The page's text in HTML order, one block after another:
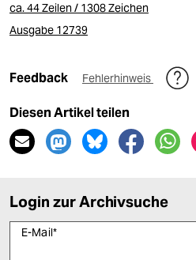
ca. 44 Zeilen / 1308 Zeichen
Ausgabe 12739
Feedback Fehlerhinweis
Diesen Artikel teilen
Login zur Archivsuche
E-Mail*